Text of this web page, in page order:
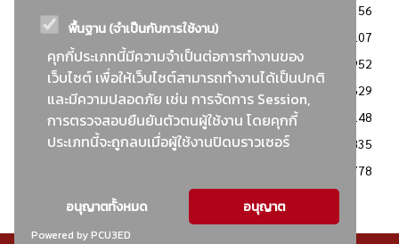
พื้นฐาน (จำเป็นกับการใช้งาน)
คุกกี้ประเภทนี้มีความจำเป็นต่อการทำงานของ
เว็บไซต์ เพื่อให้เว็บไซต์สามารถทำงานได้เป็นปกติ
และมีความปลอดภัย เช่น การจัดการ Session,
การตรวจสอบยืนยันตัวตนผู้ใช้งาน โดยคุกกี้
ประเภทนี้จะถูกลบเมื่อผู้ใช้งานปิดบราวเซอร์
อนุญาตทั้งหมด อนุญาต
Powered by PCU3ED
2356
: วิธีเฉพาะเจาะจง
2107
ข่าวสาร/ประกาศ
1952
: เอกสารส่งเสริมความโปร่งใสในการจัดซื้อจัดจ้าง
1629
ข่าวสารจัดซื้อจัดจ้าง
1148
: แผนการจัดซื้อจัดจ้าง
835
778